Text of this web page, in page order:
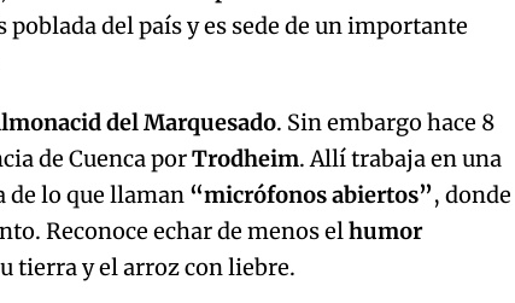
poblada del país y es sede de un importante
del Marquesado. Sin embargo hace 8
de Cuenca porTrodheim. Allí trabaja en una
de lo que llaman “micrófonos abiertos”, donde
Reconoce echar de menos elhumor
tierra y el arroz con liebre.